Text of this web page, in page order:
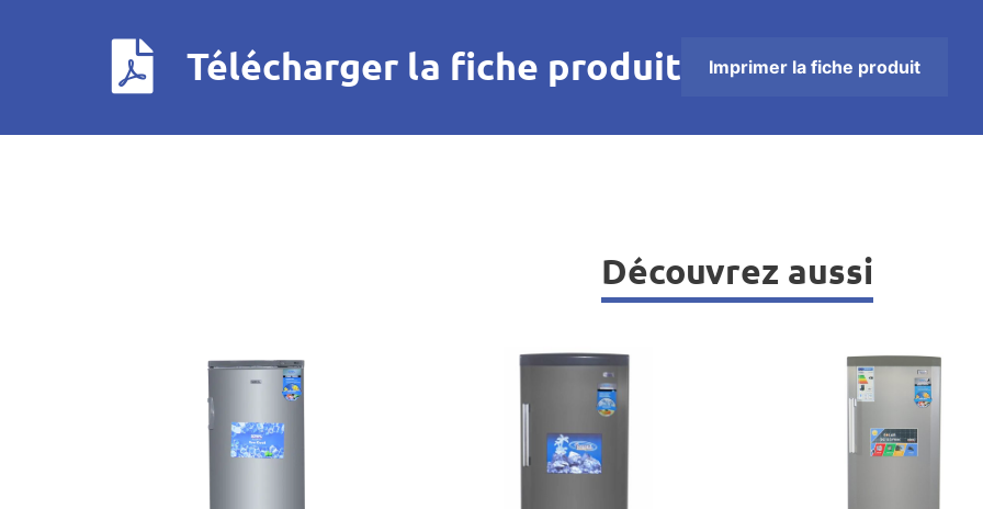
Télécharger la fiche produit Imprimer la fiche produit
Découvrez aussi